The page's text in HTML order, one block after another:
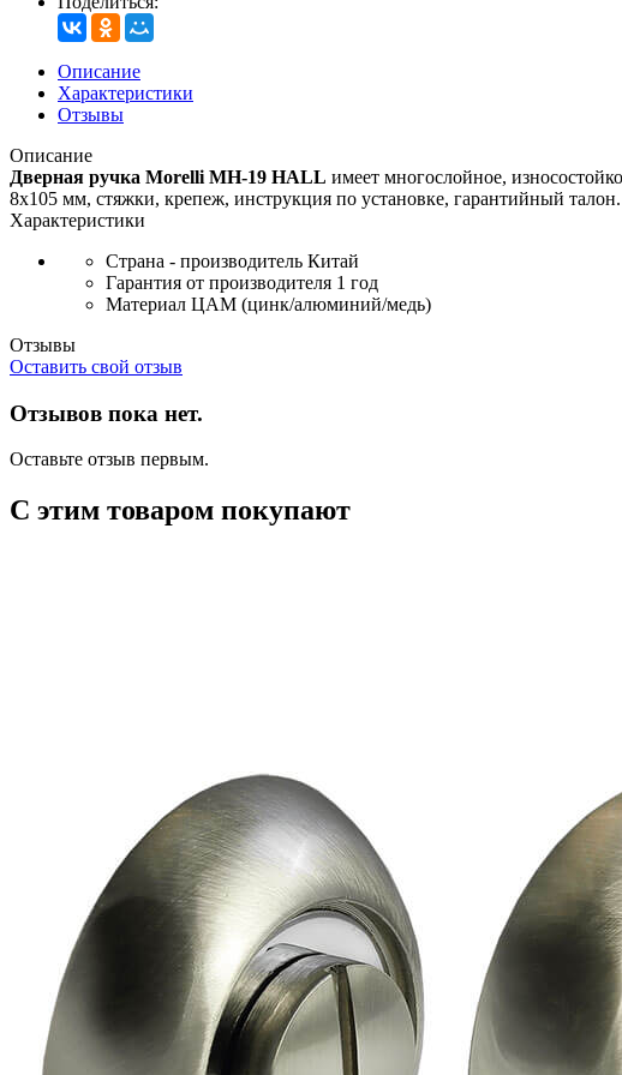
Описание
Характеристики
Отзывы
Описание
Дверная ручка Morelli MH-19 HALL имеет многослойное,
8х105 мм, стяжки, крепеж, инструкция по установке, гарантийный
Характеристики
Страна - производитель Китай
Гарантия от производителя 1 год
Материал ЦАМ (цинк/алюминий/медь)
Отзывы
Оставить свой отзыв
Отзывов пока нет.
Оставьте отзыв первым.
С этим товаром покупают